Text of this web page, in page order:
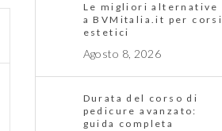
Le migliori alternative
a BVMitalia.it per corsi
estetici
Agosto 8, 2026
Durata del corso di
pedicure avanzato:
guida completa